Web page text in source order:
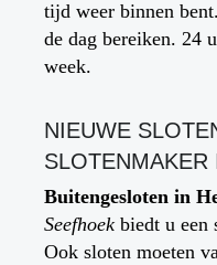
tijd weer binnen
de dag bereiken. 24
week.
NIEUWE
SLOTENMAKER
Buitengesloten in
Seefhoek biedt u een
Ook sloten moeten